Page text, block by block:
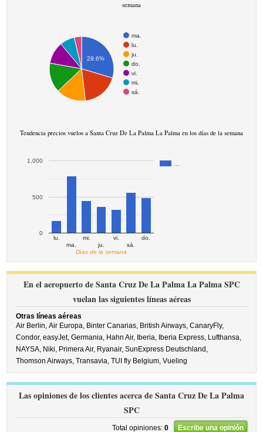
semana
ma.
lu.
ju.
do.
vi.
mi.
sá.
29.6%
Tendencia precios vuelos a Santa Cruz De La Palma La Palma en los días de la semana
lu.
ma.
mi.
ju.
vi.
sá.
do.
0
500
1,000
Días de la semana
En el aeropuerto de Santa Cruz De La Palma La Palma SPC
vuelan las siguientes líneas aéreas
Otras líneas aéreas
Air Berlin,Air Europa, Binter Canarias, British Airways,CanaryFly,
Condor,easyJet,Germania, Hahn Air, Iberia, Iberia Express, Lufthansa,
NAYSA, Niki, Primera Air, Ryanair,SunExpress Deutschland,
Thomson Airways,Transavia,TUI fly Belgium,Vueling
Las opiniones de los clientes acerca de Santa Cruz De La Palma
SPC
Total opiniones: 0 Escribe una opinión